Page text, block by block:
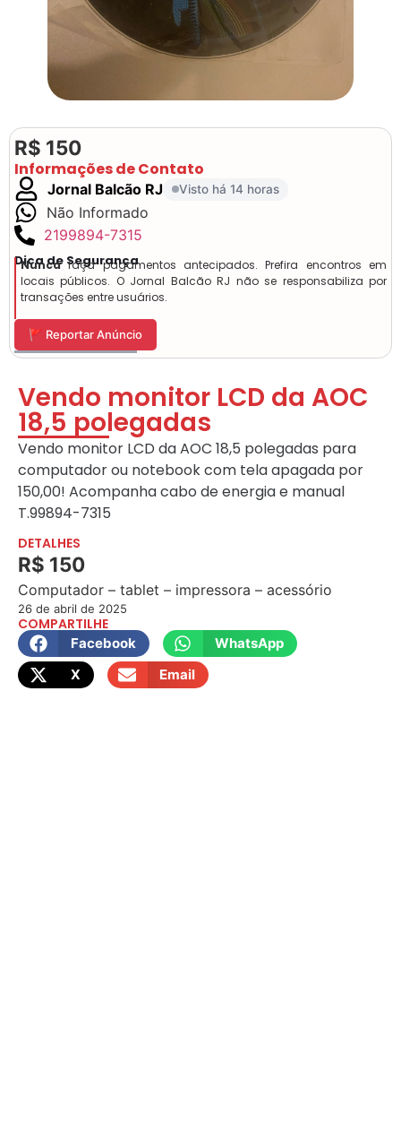
R$ 150
Informações de Contato
Jornal Balcão RJ Visto há 14 horas
Não Informado
2199894-7315
Dica de Segurança
Nuncafaça pagamentos antecipados. Prefira encontros em
locais públicos. O Jornal Balcão RJ não se responsabiliza por
transações entre usuários.
🚩 Reportar Anúncio
Vendo monitor LCD da AOC
18,5 polegadas
Vendo monitor LCD da AOC 18,5 polegadas para
computador ou notebook com tela apagada por
150,00! Acompanha cabo de energia e manual
T.99894-7315
DETALHES
R$ 150
Computador – tablet – impressora – acessório
26 de abril de 2025
COMPARTILHE
Facebook
WhatsApp
X
Email